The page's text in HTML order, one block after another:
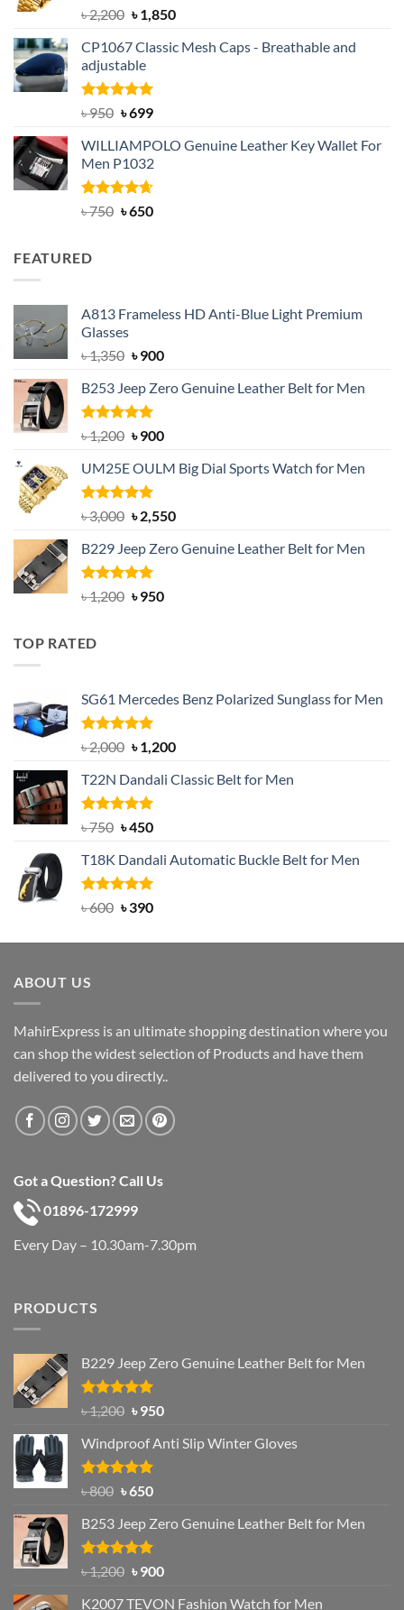
Rated5.00
out of 5
৳2,200 Original
was:
৳ 2,200.
৳1,850Current
is:
CP1067 Classic Mesh Caps - Breathable and
adjustable
Rated5.00
৳950 Original
was:
৳ 950.
৳699Current
is:
৳ 699.
WILLIAMPOLO Genuine Leather Key Wallet For
Men P1032
Rated4.63
৳750 Original
৳650Current
FEATURED
A813 Frameless HD Anti-Blue Light Premium
Glasses
৳1,350 Original
was:
৳ 1,350.
৳900Current
is:
B253 Jeep Zero Genuine Leather Belt for Men
Rated5.00
out of 5
৳1,200 Original
was:
৳ 1,200.
৳900Current
is:
UM25E OULM Big Dial Sports Watch for Men
Rated5.00
out of 5
৳3,000 Original
was:
৳ 3,000.
৳2,550Current
is:
B229 Jeep Zero Genuine Leather Belt for Men
Rated4.92
out of 5
৳1,200 Original
৳950Current
TOP RATED
SG61 Mercedes Benz Polarized Sunglass for Men
Rated5.00
out of 5
৳2,000 Original
was:
৳ 2,000.
৳1,200Current
is:
T22N Dandali Classic Belt for Men
Rated5.00
৳750 Original
was:
৳ 750.
৳450Current
is:
৳ 450.
T18K Dandali Automatic Buckle Belt for Men
Rated5.00
৳600 Original
was:
৳390Current
is:
ABOUT US
MahirExpress is an ultimate shopping destination where you
can shop the widest selection of Products and have them
delivered to you directly..
Got a Question? Call Us
01896-172999
Every Day – 10.30am-7.30pm
PRODUCTS
B229 Jeep Zero Genuine Leather Belt for Men
Rated4.92
out of 5
৳1,200 Original
was:
৳ 1,200.
৳950Current
is:
Windproof Anti Slip Winter Gloves
Rated4.97
৳800 Original
was:
৳ 800.
৳650Current
is:
৳ 650.
B253 Jeep Zero Genuine Leather Belt for Men
Rated5.00
out of 5
৳1,200 Original
৳900Current
K2007 TEVON Fashion Watch for Men